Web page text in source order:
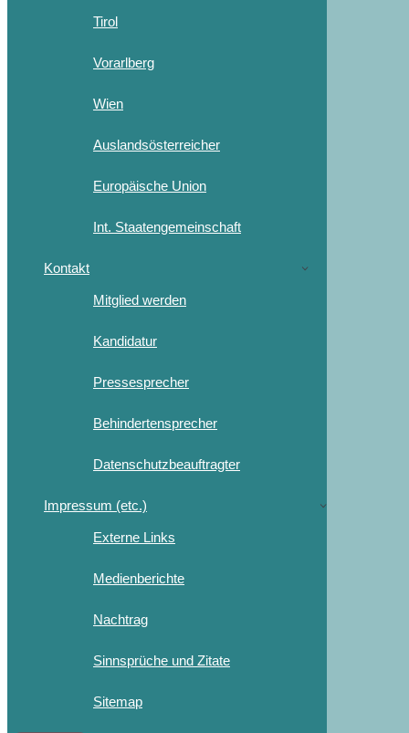
Tirol
Vorarlberg
Wien
Auslandsösterreicher
Europäische Union
Int. Staatengemeinschaft
Kontakt
Mitglied werden
Kandidatur
Pressesprecher
Behindertensprecher
Datenschutzbeauftragter
Impressum (etc.)
Externe Links
Medienberichte
Nachtrag
Sinnsprüche und Zitate
Sitemap